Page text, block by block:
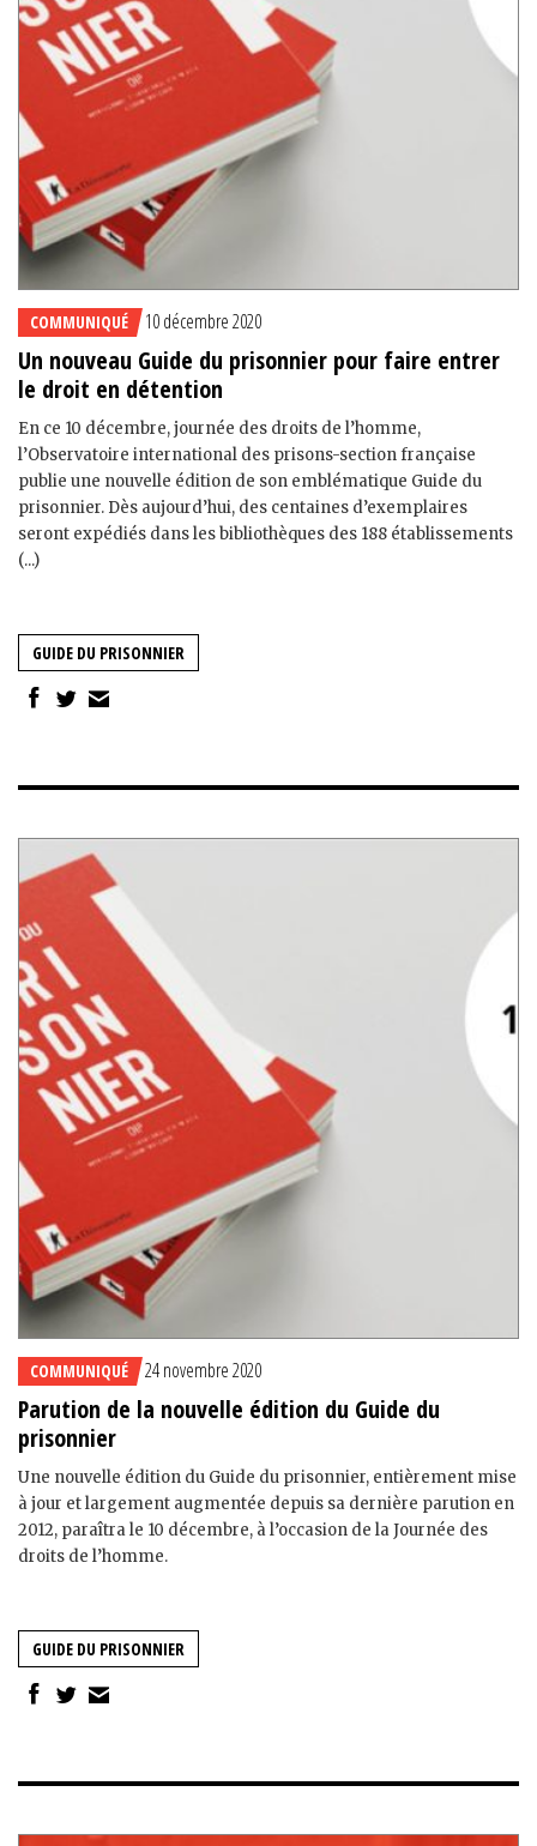
COMMUNIQUÉ 10 décembre 2020
Un nouveau Guide du prisonnier pour faire entrer
le droit en détention
En ce 10 décembre, journée des droits de l’homme,
l’Observatoire international des prisons-section française
publie une nouvelle édition de son emblématique Guide du
prisonnier. Dès aujourd’hui, des centaines d’exemplaires
seront expédiés dans les bibliothèques des 188 établissements
(...)
GUIDE DU PRISONNIER
COMMUNIQUÉ 24 novembre 2020
Parution de la nouvelle édition du Guide du
prisonnier
Une nouvelle édition du Guide du prisonnier, entièrement mise
à jour et largement augmentée depuis sa dernière parution en
2012, paraîtra le 10 décembre, à l’occasion de la Journée des
droits de l’homme.
GUIDE DU PRISONNIER